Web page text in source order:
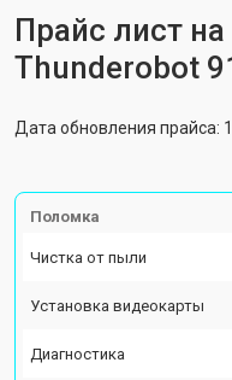
Прайс лист
Thunderobot
Дата обновления прайса:
Поломка
Чистка от пыли
Установка видеокарты
Диагностика